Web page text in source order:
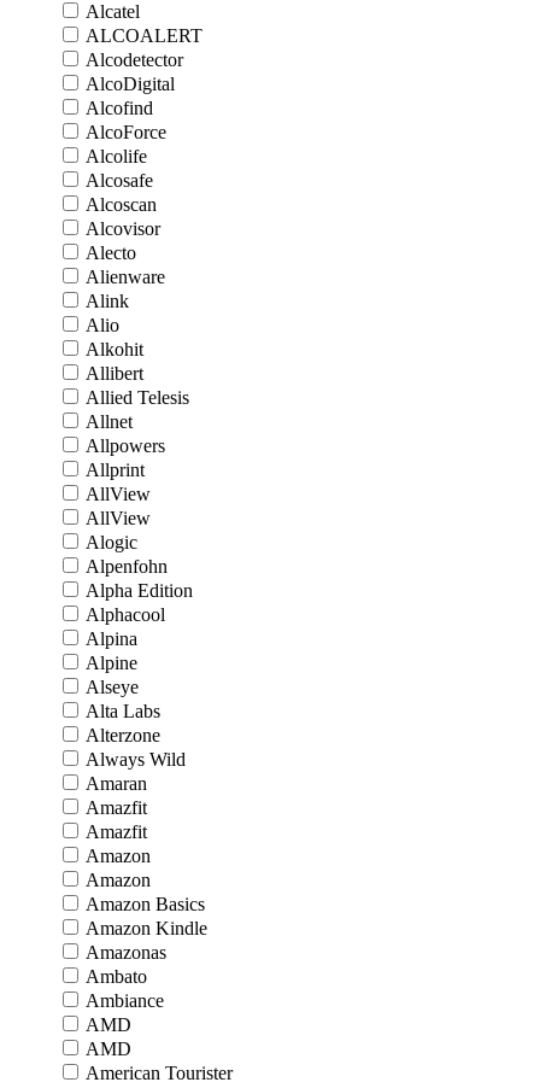
Alcatel
ALCOALERT
Alcodetector
AlcoDigital
Alcofind
AlcoForce
Alcolife
Alcosafe
Alcoscan
Alcovisor
Alecto
Alienware
Alink
Alio
Alkohit
Allibert
Allied Telesis
Allnet
Allpowers
Allprint
AllView
AllView
Alogic
Alpenfohn
Alpha Edition
Alphacool
Alpina
Alpine
Alseye
Alta Labs
Alterzone
Always Wild
Amaran
Amazfit
Amazfit
Amazon
Amazon
Amazon Basics
Amazon Kindle
Amazonas
Ambato
Ambiance
AMD
AMD
American Tourister